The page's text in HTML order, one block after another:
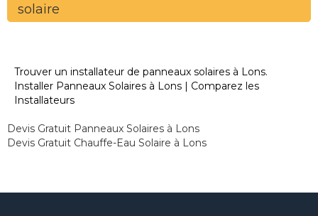
solaire
Trouver un installateur de panneaux solaires à Lons.
Installer Panneaux Solaires à Lons | Comparez les
Installateurs
Devis Gratuit Panneaux Solaires à Lons
Devis Gratuit Chauffe-Eau Solaire à Lons